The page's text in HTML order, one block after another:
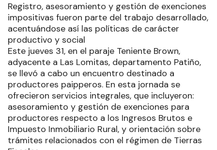
Registro, asesoramiento y gestión de exenciones
impositivas fueron parte del trabajo desarrollado,
acentuándose así las políticas de carácter
productivo y social
Este jueves 31, en el paraje Teniente Brown,
adyacente a Las Lomitas, departamento Patiño,
se llevó a cabo un encuentro destinado a
productores paipperos. En esta jornada se
ofrecieron servicios integrales, que incluyeron:
asesoramiento y gestión de exenciones para
productores respecto a los Ingresos Brutos e
Impuesto Inmobiliario Rural, y orientación sobre
trámites relacionados con el régimen de Tierras